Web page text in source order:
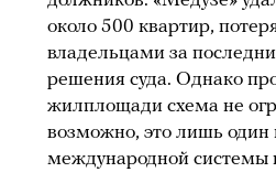
около 500 квартир,
владельцами за
решения суда. Однако
жилплощади схема не
возможно, это лишь один
международной системы